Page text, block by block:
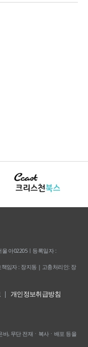
아02205ㅣ등록일자 :
임자 : 장지동 | 고충처리인: 장
개인정보취급방침
바, 무단 전재ㆍ복사ㆍ배포 등을